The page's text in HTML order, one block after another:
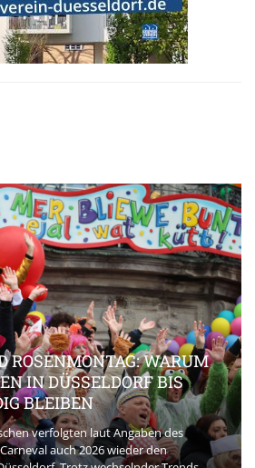
ROSENMONTAG: WARUM
IN DÜSSELDORF BIS
BLEIBEN
verfolgten laut Angaben des
auch 2026 wieder den